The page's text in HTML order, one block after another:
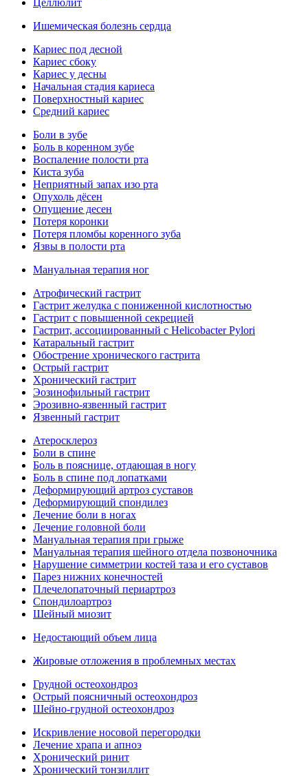
Целлюлит
Ишемическая болезнь сердца
Кариес под десной
Кариес сбоку
Кариес у десны
Начальная стадия кариеса
Поверхностный кариес
Средний кариес
Боли в зубе
Боль в коренном зубе
Воспаление полости рта
Киста зуба
Неприятный запах изо рта
Опухоль дёсен
Опущение десен
Потеря коронки
Потеря пломбы коренного зуба
Язвы в полости рта
Мануальная терапия ног
Атрофический гастрит
Гастрит желудка с пониженной кислотностью
Гастрит с повышенной секрецией
Гастрит, ассоциированный с Helicobacter Pylori
Катаральный гастрит
Обострение хронического гастрита
Острый гастрит
Хронический гастрит
Эозинофильный гастрит
Эрозивно-язвенный гастрит
Язвенный гастрит
Атеросклероз
Боли в спине
Боль в пояснице, отдающая в ногу
Боль в спине под лопатками
Деформирующий артроз суставов
Деформирующий спондилез
Лечение боли в ногах
Лечение головной боли
Мануальная терапия при грыже
Мануальная терапия шейного отдела позвоночника
Нарушение симметрии костей таза и его суставов
Парез нижних конечностей
Плечелопаточный периартроз
Спондилоартроз
Шейный миозит
Недостающий объем лица
Жировые отложения в проблемных местах
Грудной остеохондроз
Острый поясничный остеохондроз
Шейно-грудной остеохондроз
Искривление носовой перегородки
Лечение храпа и апноэ
Хронический ринит
Хронический тонзиллит